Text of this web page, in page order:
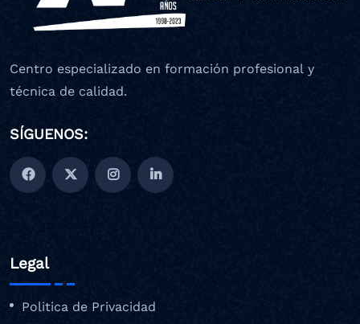
Centro especializado en formación profesional y
técnica de calidad.
SÍGUENOS:
Legal
Politica de Privacidad